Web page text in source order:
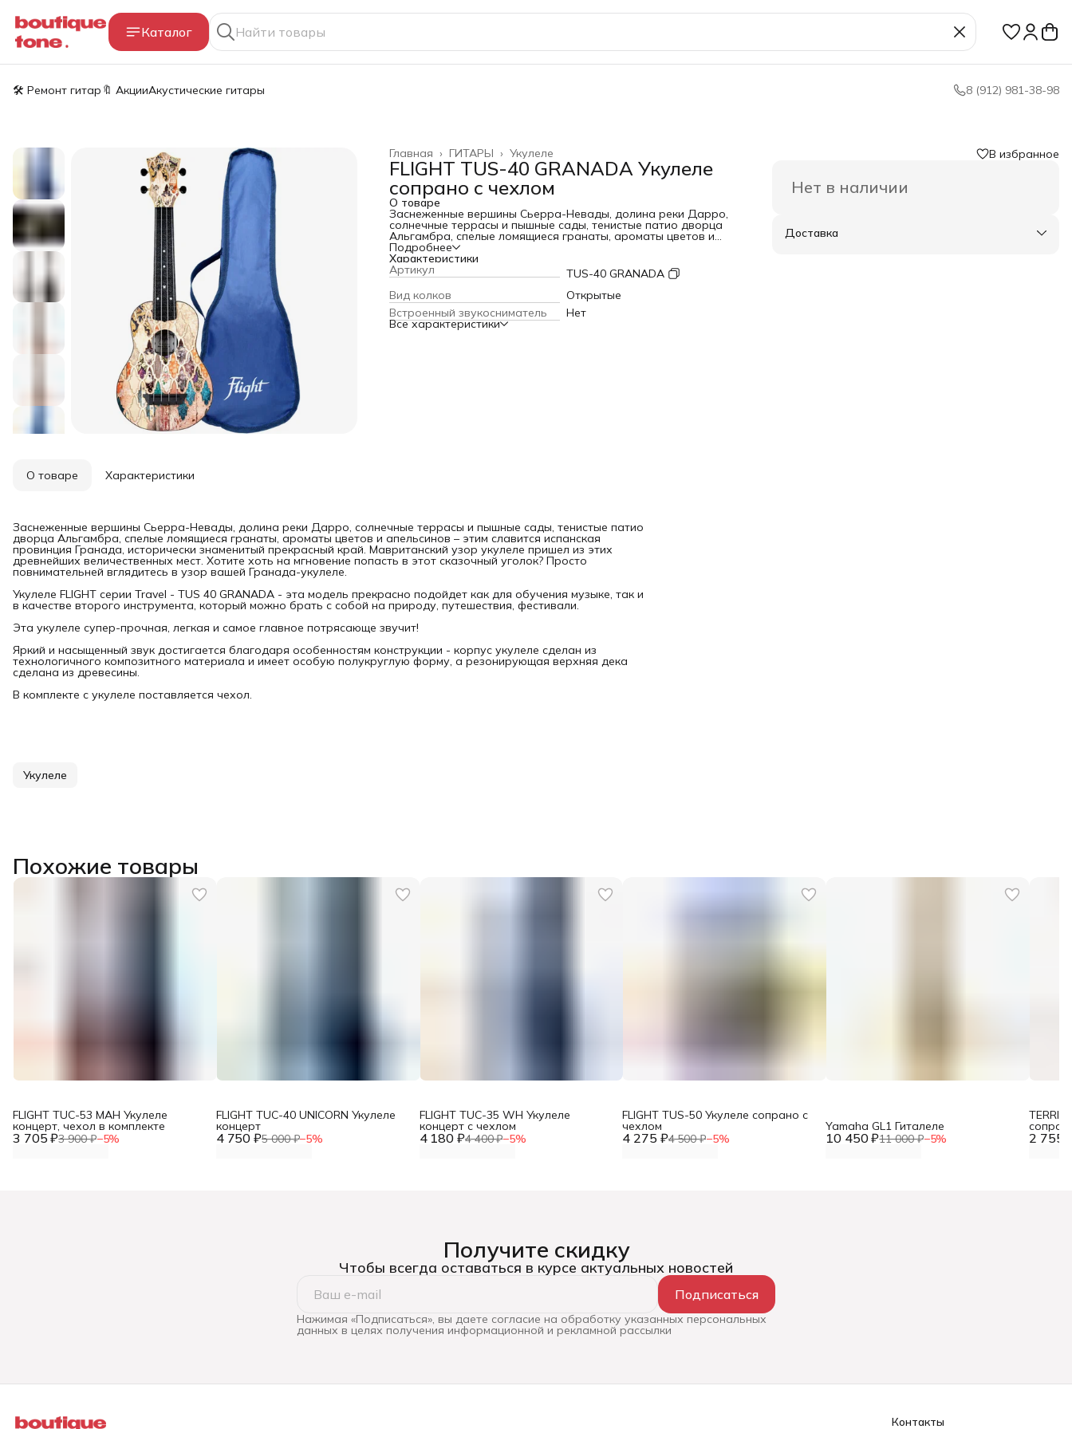
Каталог
🛠️ Ремонт гитар 🔖 АкцииАкустические гитары 8 (912) 981-38-98
Укулеле
ГИТАРЫ ›
Главная ›
FLIGHT TUS-40 GRANADA Укулеле
сопрано с чехлом
О товаре
Заснеженные вершины Сьерра-Невады, долина реки Дарро,
солнечные террасы и пышные сады, тенистые патио дворца
Альгамбра, спелые ломящиеся гранаты, ароматы цветов и
апельсинов – этим славится испанская провинция Гранада,
исторически знаменитый прекрасный край. Мавританский узор
укулеле пришел из этих древнейших величественных мест.
Хотите хоть на мгновение попасть в этот сказочный уголок?
Просто повнимательней вглядитесь в узор вашей Гранада-
укулеле.
Укулеле FLIGHT серии Travel - TUS 40 GRANADA - эта модель
прекрасно подойдет как для обучения музыке, так и в
Подробнее
Характеристики
Артикул
TUS-40 GRANADA
Вид колков
Открытые
Встроенный звукосниматель
Нет
Все характеристики
В избранное
Нет в наличии
Доставка
О товаре Характеристики
Заснеженные вершины Сьерра-Невады, долина реки Дарро, солнечные террасы и пышные сады, тенистые патио
дворца Альгамбра, спелые ломящиеся гранаты, ароматы цветов и апельсинов – этим славится испанская
провинция Гранада, исторически знаменитый прекрасный край. Мавританский узор укулеле пришел из этих
древнейших величественных мест. Хотите хоть на мгновение попасть в этот сказочный уголок? Просто
повнимательней вглядитесь в узор вашей Гранада-укулеле.
Укулеле FLIGHT серии Travel - TUS 40 GRANADA - эта модель прекрасно подойдет как для обучения музыке, так и
в качестве второго инструмента, который можно брать с собой на природу, путешествия, фестивали.
Эта укулеле супер-прочная, легкая и самое главное потрясающе звучит!
Яркий и насыщенный звук достигается благодаря особенностям конструкции - корпус укулеле сделан из
технологичного композитного материала и имеет особую полукруглую форму, а резонирующая верхняя дека
сделана из древесины.
В комплекте с укулеле поставляется чехол.
Укулеле
Похожие товары
3 705 ₽3 900 ₽−5%
FLIGHT TUC-53 MAH Укулеле
концерт, чехол в комплекте
4 750 ₽5 000 ₽−5%
FLIGHT TUC-40 UNICORN Укулеле
концерт
4 180 ₽4 400 ₽−5%
FLIGHT TUC-35 WH Укулеле
концерт с чехлом
4 275 ₽4 500 ₽−5%
FLIGHT TUS-50 Укулеле сопрано с
чехлом
10 450 ₽11 000 ₽−5%
Yamaha GL1 Гиталеле
2 755
TERRIS
Получите скидку
Чтобы всегда оставаться в курсе актуальных новостей
Подписаться
Нажимая «Подписаться», вы даете согласие на обработку указанных персональных
данных в целях получения информационной и рекламной рассылки
Контакты